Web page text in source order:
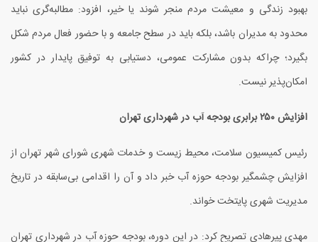
بهبود زندگی و معیشت مردم منجر شوند یا خیر، افزود: مطالبه‌گری نباید
محدود به مدیران باشد، بلکه باید در سطح جامعه و با حضور فعال مردم شکل
بگیرد؛ چراکه بدون مشارکت عمومی، دستیابی به توفیق پایدار در کشور
امکان‌پذیر نیست.
افزایش۲۵۰برابری بودجه آب در شهرداری تهران
رئیس کمیسیون سلامت، محیط زیست و خدمات شهری شورای شهر تهران از
افزایش چشمگیر بودجه حوزه آب خبر داد و آن را اقدامی بی‌سابقه در تاریخ
مدیریت شهری پایتخت خواند.
مهدی پیرهادی تصریح کرد: در این دوره، بودجه حوزه آب در شهرداری تهران